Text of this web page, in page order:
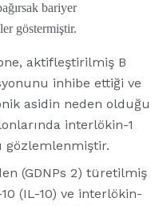
bariyer
göstermiştir.
aktifleştirilmiş B
inhibe ettiği ve
asidin neden olduğu
interlökin-1
gözlemlenmiştir.
(GDNPs 2) türetilmiş
(IL-10) ve interlökin-